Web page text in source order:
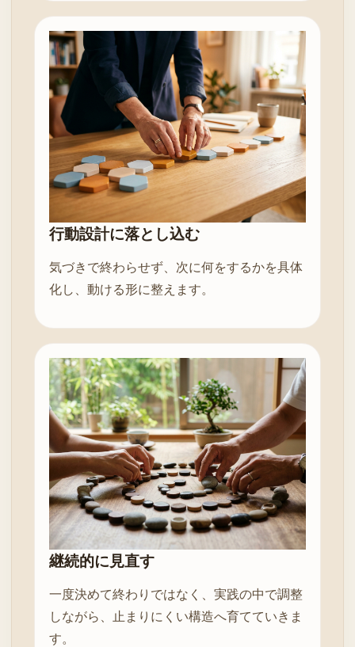
行動設計に落とし込む
気づきで終わらせず、次に何をするかを具体
化し、動ける形に整えます。
継続的に見直す
一度決めて終わりではなく、実践の中で調整
しながら、止まりにくい構造へ育てていきま
す。